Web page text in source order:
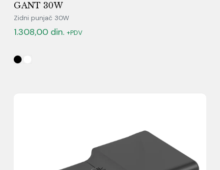
GANT 30W
Zidni punjač 30W
1.308,00 din. +PDV